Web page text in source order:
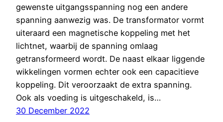
gewenste uitgangsspanning nog een andere
spanning aanwezig was. De transformator vormt
uiteraard een magnetische koppeling met het
lichtnet, waarbij de spanning omlaag
getransformeerd wordt. De naast elkaar liggende
wikkelingen vormen echter ook een capacitieve
koppeling. Dit veroorzaakt de extra spanning.
Ook als voeding is uitgeschakeld, is…
30 December 2022